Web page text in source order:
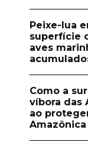
Peixe-lua
superfície
aves
Como a
víbora das
ao
Amazônica